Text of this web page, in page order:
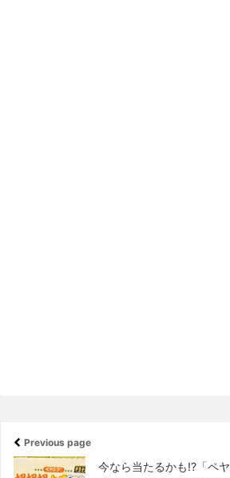
Previous page
今なら当たるかも!?「ペ